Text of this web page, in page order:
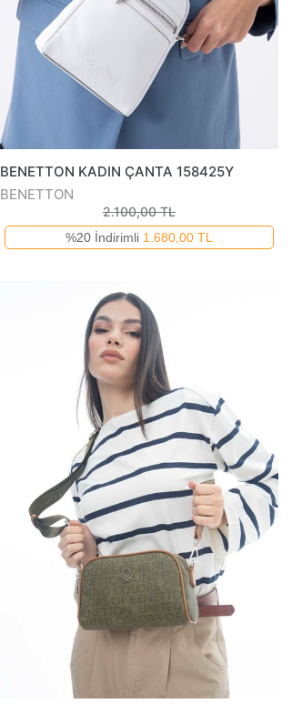
BENETTON KADIN ÇANTA 158425Y
BENETTON
2.100,00 TL
%20 İndirimli 1.680,00 TL